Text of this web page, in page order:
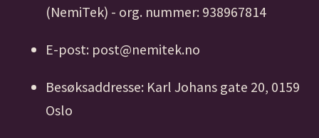
(NemiTek) - org. nummer: 938967814
E-post: post@nemitek.no
Besøksaddresse: Karl Johans gate 20, 0159
Oslo